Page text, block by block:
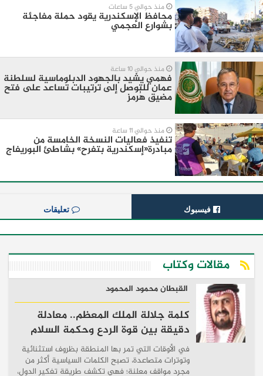
منذ حوالي 5 ساعات
محافظ الإسكندرية يقود حملة مفاجئة
بشوارع العجمي
منذ حوالي 10 ساعة
فهمي يشيد بالجهود الدبلوماسية لسلطنة
عمان للتوصل إلى ترتيبات تساعد على فتح
مضيق هُرمز
منذ حوالي 11 ساعة
تنفيذ فعاليات النسخة الخامسة من
مبادرة«إسكندرية بتفرح» بشاطئ البوريفاج
فيسبوك تعليقات
مقالات وكتاب
القبطان محمود المحمود
كلمة جلالة الملك المعظم.. معادلة
دقيقة بين قوة الردع وحكمة السلام
في الأوقات التي تمر بها المنطقة بظروف استثنائية
وتوترات متصاعدة، تصبح الكلمات السياسية أكثر من
مجرد مواقف معلنة؛ فهي تكشف طريقة تفكير الدول،